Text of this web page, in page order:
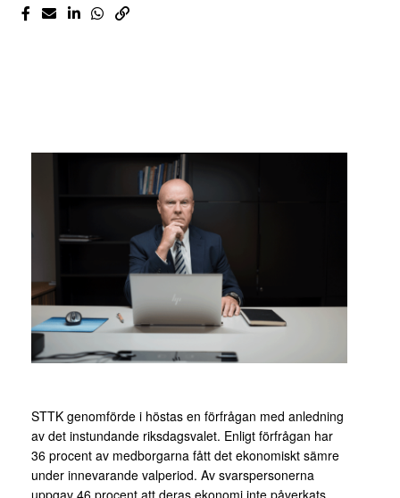
STTK genomförde i höstas en förfrågan med anledning
av det instundande riksdagsvalet. Enligt förfrågan har
36 procent av medborgarna fått det ekonomiskt sämre
under innevarande valperiod. Av svarspersonerna
uppgav 46 procent att deras ekonomi inte påverkats